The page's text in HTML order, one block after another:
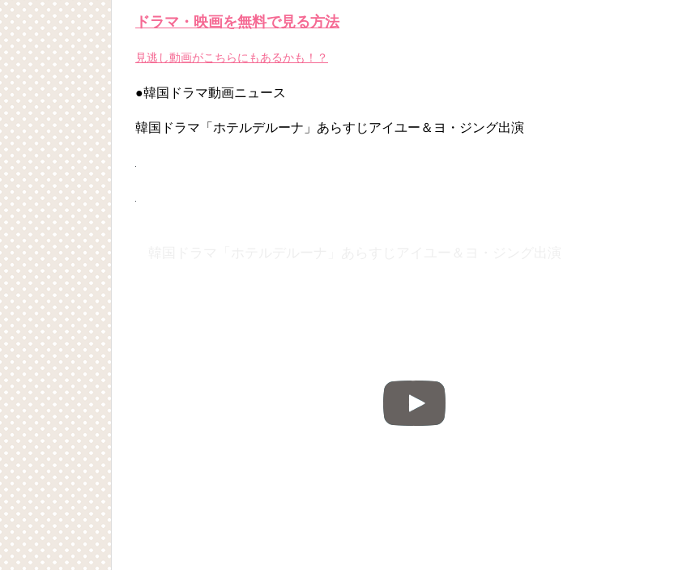
キム・ユジョン、美しいセルフショットで近況を伝える“会いたいでしょ？” Big News TV
YUCHUN ♥ LOVE 15 「成均館 5話」
俳優カン・ギヨン、突然の熱愛宣言…「キム秘書がなぜそうか」出演で話題 Big News TV
ドラマ・映画を無料で見る方法
見逃し動画がこちらにもあるかも！？
●韓国ドラマ動画ニュース
韓国ドラマ「ホテルデルーナ」あらすじアイユー＆ヨ・ジング出演